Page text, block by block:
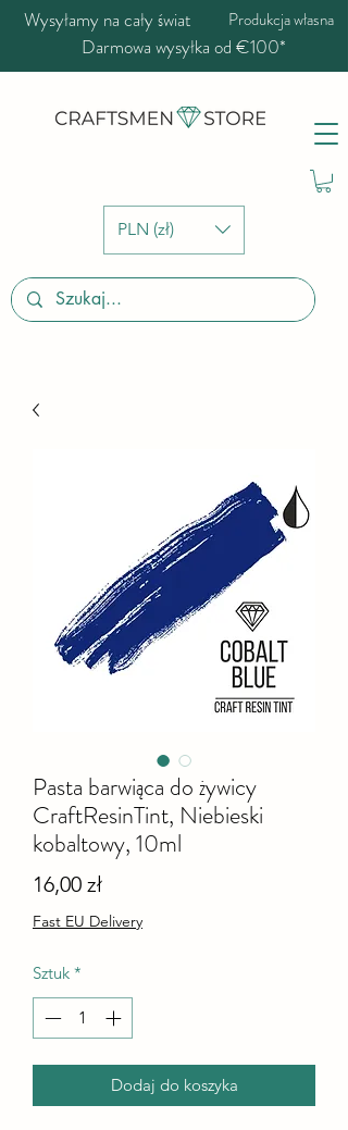
PLN (zł)
Wysyłamy na cały świat Produkcja własna
Darmowa wysyłka od €100*
Pasta barwiąca do żywicy
CraftResinTint, Niebieski
kobaltowy, 10ml
16,00 złCena
Fast EU Delivery
Sztuk *
Dodaj do koszyka